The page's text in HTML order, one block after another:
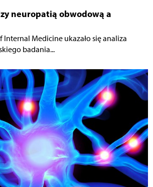
neuropatią obwodową a
Internal Medicine ukazało się analiza
badania...